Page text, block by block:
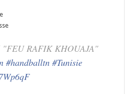
RAFIK KHOUAJA"
#handballtn #Tunisie